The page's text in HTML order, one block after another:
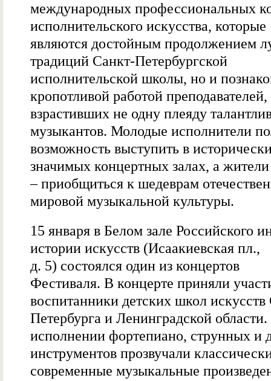
международных профессиональных
исполнительского искусства, которые
являются достойным продолжением
традиций Санкт-Петербургской
исполнительской школы, но и
кропотливой работой преподавателей,
взрастивших не одну плеяду
музыкантов. Молодые исполнители
возможность выступить в
значимых концертных залах, а
– приобщиться к шедеврам
мировой музыкальной культуры.
15 января в Белом зале Российского
истории искусств (Исаакиевская пл.,
д. 5) состоялся один из концертов
Фестиваля. В концерте приняли
воспитанники детских школ искусств
Петербурга и Ленинградской
исполнении фортепиано, струнных и
инструментов прозвучали
современные музыкальные